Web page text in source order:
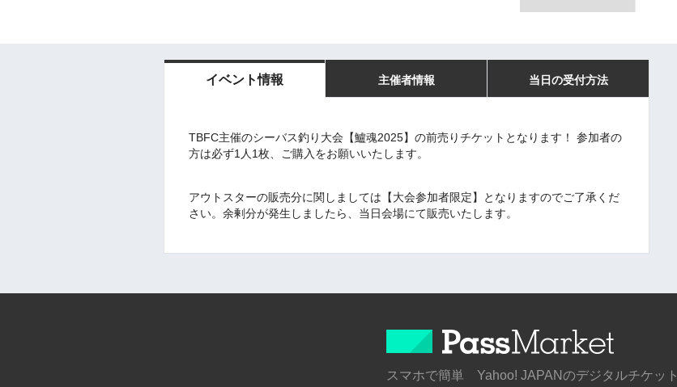
イベント情報 主催者情報 当日の受付方法
TBFC主催のシーバス釣り大会【鱸魂2025】の前売りチケットとなります！ 参加者の
方は必ず1人1枚、ご購入をお願いいたします。
アウトスターの販売分に関しましては【大会参加者限定】となりますのでご了承くだ
さい。余剰分が発生しましたら、当日会場にて販売いたします。
スマホで簡単 Yahoo! JAPANのデジタルチケット